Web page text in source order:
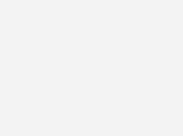
jederzeit widerrufen und eine Abmeldung ist
zum Umgang mit Daten finden Sie